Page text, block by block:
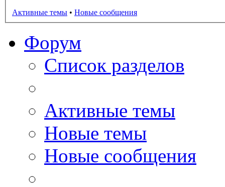
Активные темы • Новые сообщения
Форум
Список разделов
Активные темы
Новые темы
Новые сообщения